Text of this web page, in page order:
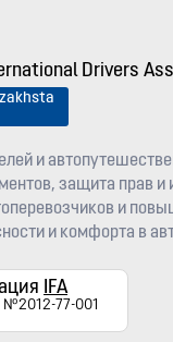
Drivers
и
защита прав и
и
и комфорта в
IFA
77-001